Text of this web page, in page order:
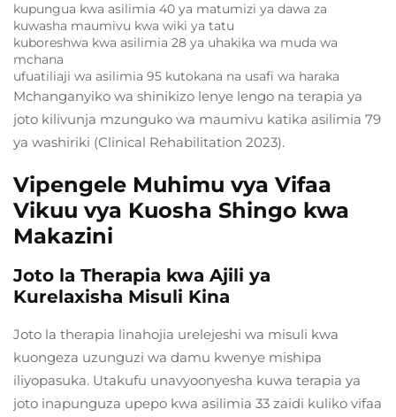
kupungua kwa asilimia 40 ya matumizi ya dawa za
kuwasha maumivu kwa wiki ya tatu
kuboreshwa kwa asilimia 28 ya uhakika wa muda wa
mchana
ufuatiliaji wa asilimia 95 kutokana na usafi wa haraka
Mchanganyiko wa shinikizo lenye lengo na terapia ya
joto kilivunja mzunguko wa maumivu katika asilimia 79
ya washiriki (Clinical Rehabilitation 2023).
Vipengele Muhimu vya Vifaa
Vikuu vya Kuosha Shingo kwa
Makazini
Joto la Therapia kwa Ajili ya
Kurelaxisha Misuli Kina
Joto la therapia linahojia urelejeshi wa misuli kwa
kuongeza uzunguzi wa damu kwenye mishipa
iliyopasuka. Utakufu unavyoonyesha kuwa terapia ya
joto inapunguza upepo kwa asilimia 33 zaidi kuliko vifaa